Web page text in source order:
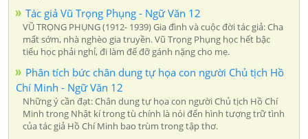
Tác giả Vũ Trọng Phụng - Ngữ Văn 12
VŨ TRỌNG PHỤNG (1912- 1939) Gia đình và cuộc đời tác giả: Cha
mất sớm, nhà nghèo gia truyền. Vũ Trọng Phụng học hết bậc
tiểu học phải nghỉ, đi làm để đỡ gánh nặng cho mẹ.
Phân tích bức chân dung tự họa con người Chủ tịch Hồ
Chí Minh - Ngữ Văn 12
Những ý cần đạt: Chân dung tự họa con người Chủ tịch Hồ Chí
Minh trong Nhật kí trong tù chính là nói đến hình tượng trữ tình
của tác giả Hồ Chí Minh bao trùm trong tập thơ.